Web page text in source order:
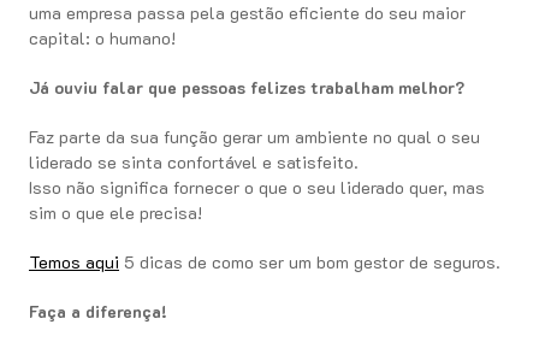
uma empresa passa pela gestão eficiente do seu maior
capital: o humano!
Já ouviu falar que pessoas felizes trabalham melhor?
Faz parte da sua função gerar um ambiente no qual o seu
liderado se sinta confortável e satisfeito.
Isso não significa fornecer o que o seu liderado quer, mas
sim o que ele precisa!
Temos aqui 5 dicas de como ser um bom gestor de seguros.
Faça a diferença!